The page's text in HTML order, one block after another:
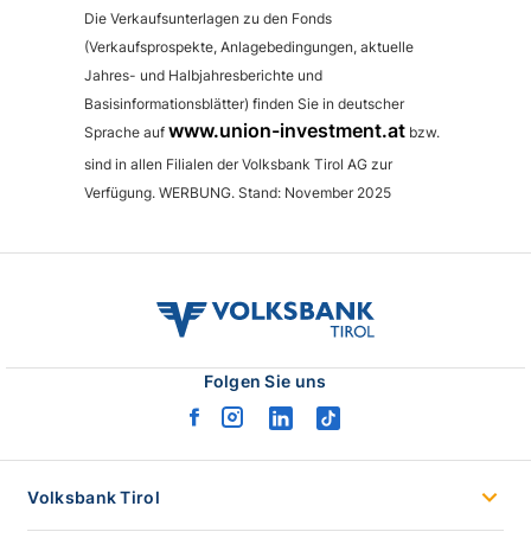
Die Verkaufsunterlagen zu den Fonds
(Verkaufsprospekte, Anlagebedingungen, aktuelle
Jahres- und Halbjahresberichte und
Basisinformationsblätter) finden Sie in deutscher
Sprache auf www.union-investment.at bzw.
sind in allen Filialen der Volksbank Tirol AG zur
Verfügung. WERBUNG. Stand: November 2025
volksbank
Folgen Sie uns
facebook
instagram
linkedintiktok
Volksbank Tirol